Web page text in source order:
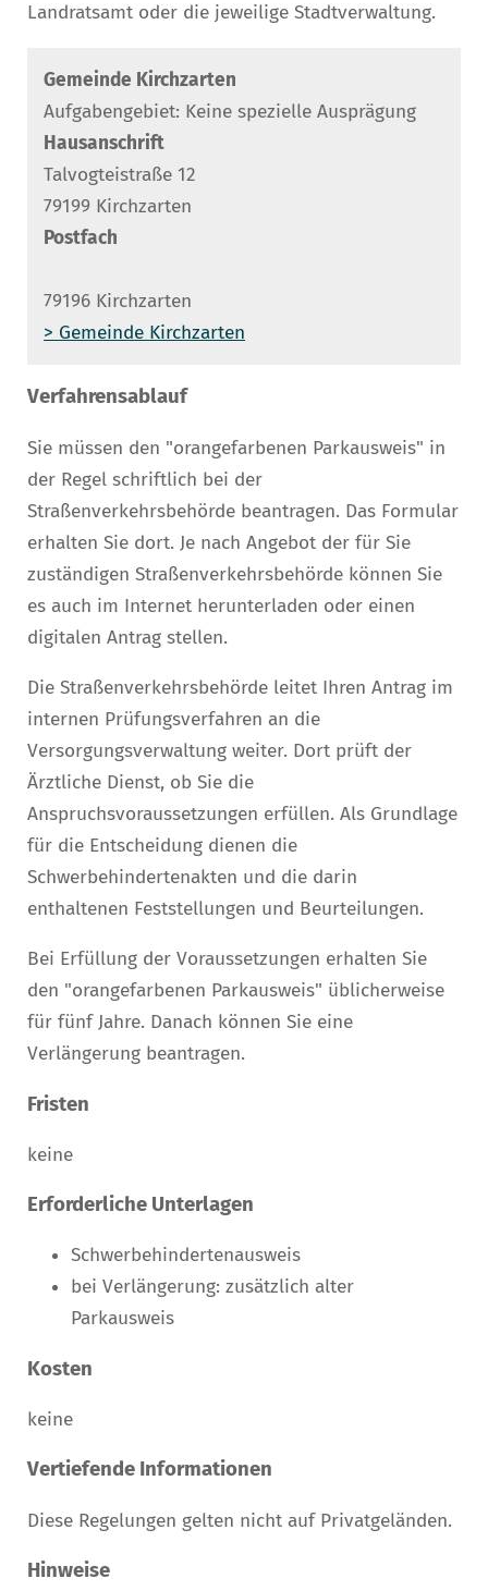
Landratsamt oder die jeweilige Stadtverwaltung.
Gemeinde Kirchzarten
Aufgabengebiet: Keine spezielle Ausprägung
Hausanschrift
Talvogteistraße 12
79199 Kirchzarten
Postfach
79196 Kirchzarten
> Gemeinde Kirchzarten
Verfahrensablauf
Sie müssen den "orangefarbenen Parkausweis" in
der Regel schriftlich bei der
Straßenverkehrsbehörde beantragen. Das Formular
erhalten Sie dort. Je nach Angebot der für Sie
zuständigen Straßenverkehrsbehörde können Sie
es auch im Internet herunterladen oder einen
digitalen Antrag stellen.
Die Straßenverkehrsbehörde leitet Ihren Antrag im
internen Prüfungsverfahren an die
Versorgungsverwaltung weiter. Dort prüft der
Ärztliche Dienst, ob Sie die
Anspruchsvoraussetzungen erfüllen. Als Grundlage
für die Entscheidung dienen die
Schwerbehindertenakten und die darin
enthaltenen Feststellungen und Beurteilungen.
Bei Erfüllung der Voraussetzungen erhalten Sie
den "orangefarbenen Parkausweis" üblicherweise
für fünf Jahre. Danach können Sie eine
Verlängerung beantragen.
Fristen
keine
Erforderliche Unterlagen
Schwerbehindertenausweis
bei Verlängerung: zusätzlich alter
Parkausweis
Kosten
keine
Vertiefende Informationen
Diese Regelungen gelten nicht auf Privatgeländen.
Hinweise